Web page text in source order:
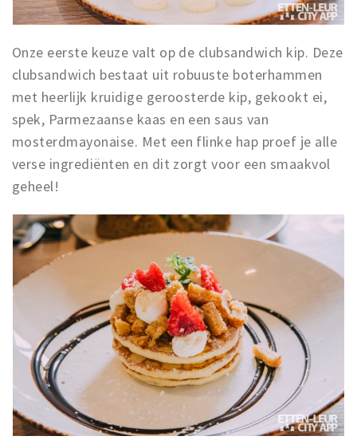
Onze eerste keuze valt op de clubsandwich kip. Deze
clubsandwich bestaat uit robuuste boterhammen
met heerlijk kruidige geroosterde kip, gekookt ei,
spek, Parmezaanse kaas en een saus van
mosterdmayonaise. Met een flinke hap proef je alle
verse ingrediënten en dit zorgt voor een smaakvol
geheel!